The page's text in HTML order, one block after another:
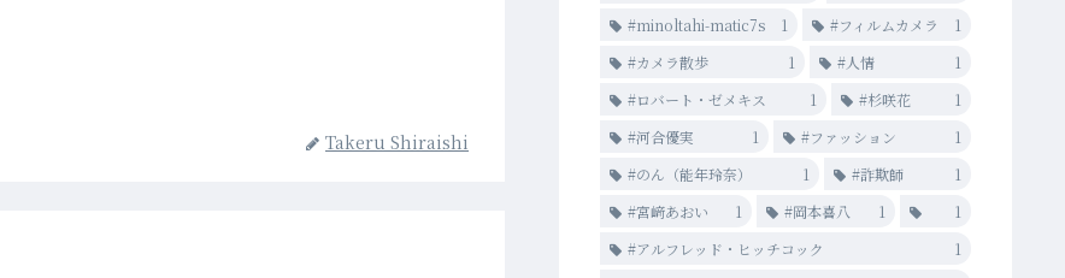
Takeru Shiraishi
#minoltahi-matic7s
1 #フィルムカメラ
1
#カメラ散歩
1 #人情
1
#ロバート・ゼメキス
1 #杉咲花
1
#河合優実
1 #ファッション
1
#のん（能年玲奈）
1 #詐欺師
1
#宮﨑あおい
1 #岡本喜八 1
1
#アルフレッド・ヒッチコック
1